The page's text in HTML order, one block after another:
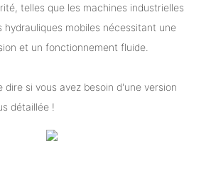
telles que les machines industrielles
hydrauliques mobiles nécessitant une
et un fonctionnement fluide.
dire si vous avez besoin d'une version
détaillée !